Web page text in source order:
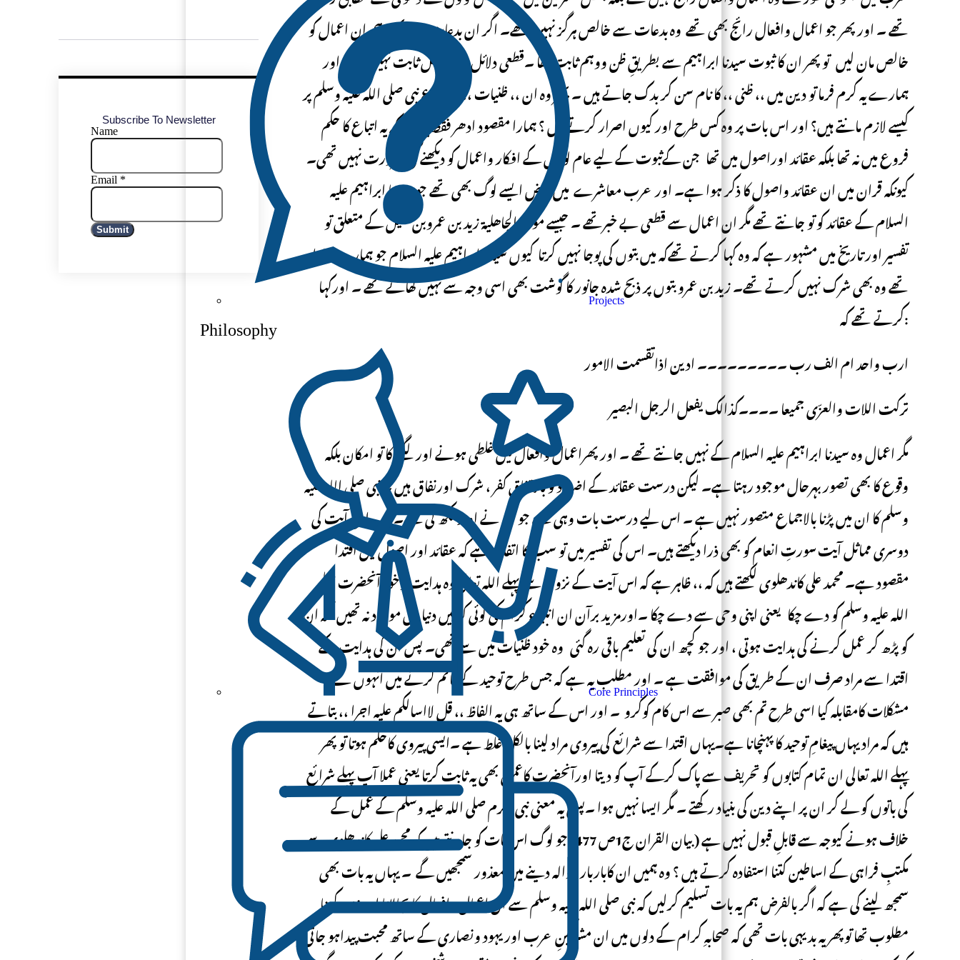
Projects
Philosophy
Core Principles
Subscribe To Newsletter
Name
Email *
Submit
تھے ۔ اور پھر جو اعمال وافعال رائج بھی تھے وہ بدعات سے خالص ہرگز نہیں تھے۔ اگر ان بدعات سے بھی ہم ان اعمال کو
خالص مان لیں تو پھر ان کا ثبوت سیدنا ابراہیم سے بطریقِ ظن ووہم ثابت تھا ۔قطعی دلائل سے بالکل ثابت نہیں تھا۔ اور
ہمارے یہ کرم فرما تو دین میں ،، ظنی ،، کا نام سن کر بدک جاتے ہیں ۔ پھر وہ ان ،، ظنیات ،، کی اتباع نبی صلی اللہ علیہ وسلم پر
کیسے لازم مانتے ہیں؟ اور اس بات پر وہ کس طرح اور کیوں اصرار کرتے ہیں ؟ ہمارا مقصود ادھر فقط یہ ہے کہ یہ اتباع کا حکم
فروع میں نہ تھا بلکہ عقائد اوراصول میں تھا جن کےثبوت کے لیے عام لوگوں کے افکار واعمال کو دیکھنے کی ضرورت نہیں تھی۔
کیونکہ قران میں ان عقائد واصول کا ذکر ہوا ہے۔ اور عرب معاشرے میں بعض ایسے لوگ بھی تھے جو سیدنا ابراہیم علیہ
السلام کے عقائد کو تو جانتے تھے مگر ان اعمال سے قطعی بے خبرتھے ۔ جیسے موحد الجاھلیة زید بن عمروبن نفیل کے متعلق تو
تفسیر اور تاریخ میں مشہور ہے کہ وہ کہا کرتے تھےکہ میں بتوں کی پوجا نہیں کرتا کیوں سیدنا ابراہیم علیہ السلام جو ہمارے دادا
تھے وہ بھی شرک نہیں کرتے تھے۔ زید بن عمرو بتوں پر ذبح شدہ جانور کا گوشت بھی اسی وجہ سے نہیں کھاتے تھے ۔ اورکہا
کرتے تھے کہ:
ارب واحد ام الف رب ۔۔۔۔۔۔۔۔۔ ادین اذاتقسمت الامور
ترکت اللات والعزّی جمیعا ۔۔۔۔کذالک یفعل الرجل البصیر
مگر اعمال وہ سیدنا ابراہیم علیہ السلام کے نہیں جانتے تھے ۔ اور پھراعمال وافعال میں غلطی ہونے اور لگنے کا تو امکان بلکہ
وقوع کا بھی تصور بہرحال موجود رہتا ہے۔ لیکن درست عقائد کے اضداد تو بالاتفاق کفر ، شرک اورنفاق ہیں ۔ نبی صلی اللہ علیہ
وسلم کا ان میں پڑنا بالاجماع متصور نہیں ہے ۔ اس لیے درست بات وہی ہے جو ہم نے اوپر لکھ لی ہے۔ اب اس آیت کی
دوسری مماثل آیت سورتِ انعام کو بھی ذرا دیکھتے ہیں۔ اس کی تفسیر میں تو سب کا اتفاق ہے کہ عقائد اور اصول میں اقتدا
مقصود ہے۔ محمد علی کاندھلوی لکھتے ہیں کہ ،، ظاہر ہے کہ اس آیت کے نزول سے پہلے اللہ تعالی وہ ہدایت توخود آنحضرت صلی
اللہ علیہ وسلم کو دے چکا یعنی اپنی وحی سے دے چکا ۔اورمزید برآن ان انبیاء کرام کی کوئی کتابیں دنیا میں موجود نہ تھیں کہ ان
کو پڑھ کر عمل کرنے کی ہدایت ہوتی ، اور جو کچھ ان کی تعلیم باقی رہ گئی وہ خود ظنیات میں سے تھی۔ پس ان کی ہدایت کے
اقتدا سے مراد صرف ان کے طریق کی موافقت ہے ۔ اور مطلب یہ ہے کہ جس طرح توحید کے قائم کرنے میں انہوں نے
مشکلات کامقابلہ کیا اسی طرح تم بھی صبر سے اس کام کوکرو ۔ اور اس کے ساتھ ہی یہ الفاظ ،، قل لااسالکم علیہ اجرا ،، بتاتے
ہیں کہ مراد یہاں پیغامِ توحید کا پہنچانا ہے۔یہاں اقتدا سے شرائع کی پیروی مراد لینا بالکل غلط ہے ۔ایسی پیروی کاحکم ہوتا تو پھر
پہلے اللہ تعالی ان تمام کتابوں کو تحریف سے پاک کرکے آپ کو دیتا اورآنحضرت کاعمل بھی یہ ثابت کرتا یعنی عملا آپ پہلے شرائع
کی باتوں کو لے کر ان پر اپنے دین کی بنیاد رکھتے ۔ مگر ایسا نہیں ہوا ۔پس یہ معنی نبی اکرم صلی اللہ علیہ وسلم کے عمل کے
خلاف ہونے کیوجہ سے قابلِ قبول نہیں ہے ( بیان القران ج1ص 477) جو لوگ اس بات کو جانتے ہیں کہ محمد علی کاندھلوی سے
مکتبِ فراہی کے اساطین کتنا استفادہ کرتے ہیں ؟ وہ ہمیں ان کاباربار حوالہ دینے میں معذور سمجھیں گے ۔ یہاں یہ بات بھی
سمجھ لینے کی ہے کہ اگر بالفرض ہم یہ بات تسلیم کرلیں کہ نبی صلی اللہ علیہ وسلم سے ان اعمال وافعال کا بجالانا اور زندہ کرنا
مطلوب تھا توپھر یہ بدیہی بات تھی کہ صحابہِ کرام کے دلوں میں ان مشرکینِ عرب اور یہود ونصاری کے ساتھ محبت پیداہو جاتی